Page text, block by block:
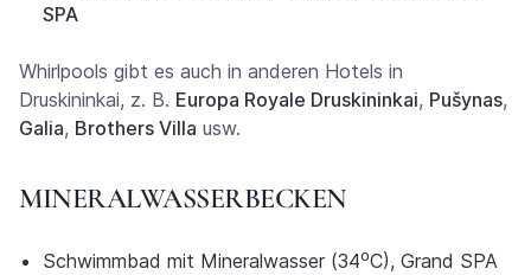
SPA
Whirlpools gibt es auch in anderen Hotels in
Druskininkai, z. B. Europa Royale Druskininkai, Pušynas,
Galia, Brothers Villa usw.
MINERALWASSERBECKEN
Schwimmbad mit Mineralwasser (34⁰C), Grand SPA